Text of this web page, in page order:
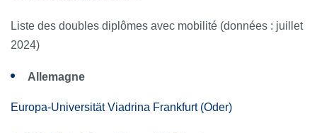
Liste des doubles diplômes avec mobilité (données : juillet
2024)
Allemagne
Europa-Universität Viadrina Frankfurt (Oder)